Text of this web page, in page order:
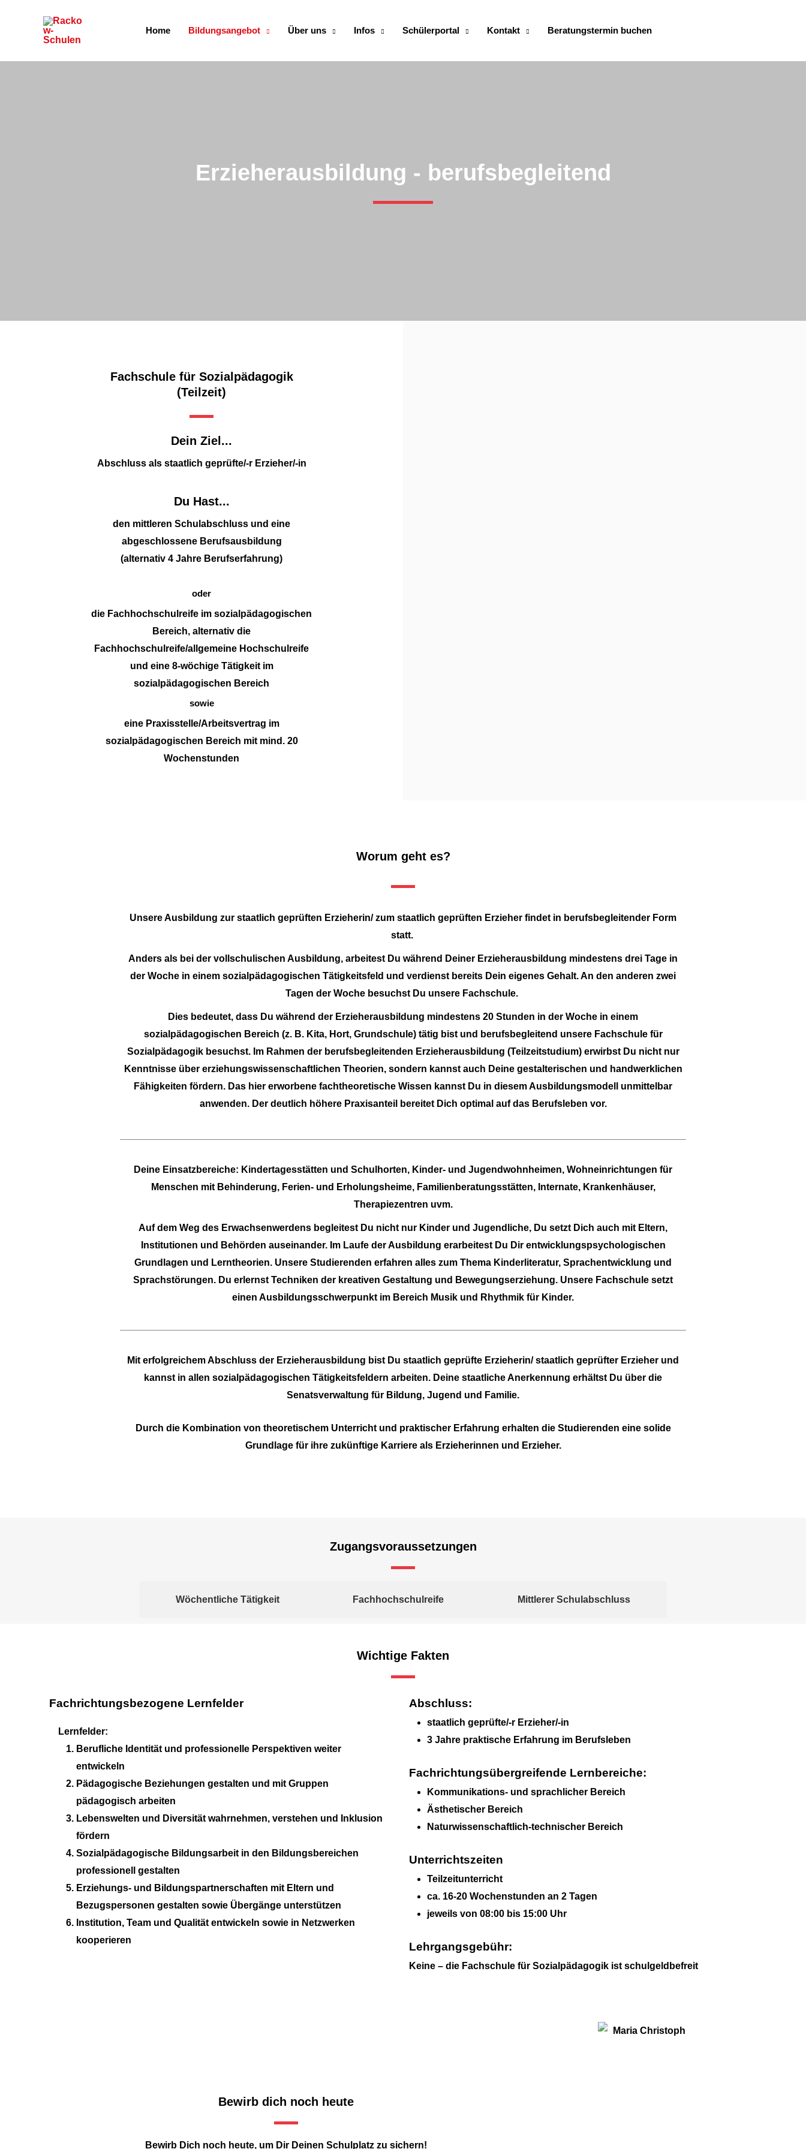
Home Bildungsangebot Über uns Infos Schülerportal Kontakt Beratungstermin buchen
Erzieherausbildung - berufsbegleitend
Fachschule für Sozialpädagogik
(Teilzeit)
Dein Ziel...
Abschluss als staatlich geprüfte/-r Erzieher/-in
Du Hast...
den mittleren Schulabschluss und eine
abgeschlossene Berufsausbildung
(alternativ 4 Jahre Berufserfahrung)
oder
die Fachhochschulreife im sozialpädagogischen
Bereich, alternativ die
Fachhochschulreife/allgemeine Hochschulreife
und eine 8-wöchige Tätigkeit im
sozialpädagogischen Bereich
sowie
eine Praxisstelle/Arbeitsvertrag im
sozialpädagogischen Bereich mit mind. 20
Wochenstunden
Worum geht es?
Unsere Ausbildung zur staatlich geprüften Erzieherin/ zum staatlich geprüften Erzieher findet in berufsbegleitender Form
statt.
Anders als bei der vollschulischen Ausbildung, arbeitest Du während Deiner Erzieherausbildung mindestens drei Tage in
der Woche in einem sozialpädagogischen Tätigkeitsfeld und verdienst bereits Dein eigenes Gehalt. An den anderen zwei
Tagen der Woche besuchst Du unsere Fachschule.
Dies bedeutet, dass Du während der Erzieherausbildung mindestens 20 Stunden in der Woche in einem
sozialpädagogischen Bereich (z. B. Kita, Hort, Grundschule) tätig bist und berufsbegleitend unsere Fachschule für
Sozialpädagogik besuchst. Im Rahmen der berufsbegleitenden Erzieherausbildung (Teilzeitstudium) erwirbst Du nicht nur
Kenntnisse über erziehungswissenschaftlichen Theorien, sondern kannst auch Deine gestalterischen und handwerklichen
Fähigkeiten fördern. Das hier erworbene fachtheoretische Wissen kannst Du in diesem Ausbildungsmodell unmittelbar
anwenden. Der deutlich höhere Praxisanteil bereitet Dich optimal aufdas Berufsleben vor.
Deine Einsatzbereiche: Kindertagesstätten und Schulhorten, Kinder- und Jugendwohnheimen, Wohneinrichtungen für
Menschen mit Behinderung, Ferien- und Erholungsheime, Familienberatungsstätten, Internate, Krankenhäuser,
Therapiezentren uvm.
Auf dem Weg des Erwachsenwerdens begleitest Du nicht nur Kinder und Jugendliche, Du setzt Dich auch mit Eltern,
Institutionen und Behörden auseinander. Im Laufe der Ausbildung erarbeitest Du Dir entwicklungspsychologischen
Grundlagen und Lerntheorien. Unsere Studierenden erfahren alles zum Thema Kinderliteratur, Sprachentwicklung und
Sprachstörungen. Du erlernst Techniken der kreativen Gestaltung und Bewegungserziehung. Unsere Fachschule setzt
einen Ausbildungsschwerpunkt im Bereich Musik und Rhythmik für Kinder.
Mit erfolgreichem Abschluss der Erzieherausbildung bist Du staatlich geprüfte Erzieherin/ staatlich geprüfter Erzieher und
kannst in allen sozialpädagogischen Tätigkeitsfeldern arbeiten. Deine staatliche Anerkennung erhältst Du über die
Senatsverwaltung für Bildung, Jugend und Familie.
Durch die Kombination von theoretischem Unterricht und praktischer Erfahrung erhalten die Studierenden eine solide
Grundlage für ihre zukünftige Karriere als Erzieherinnen und Erzieher.
Zugangsvoraussetzungen
Wöchentliche Tätigkeit Fachhochschulreife Mittlerer Schulabschluss
Wichtige Fakten
Fachrichtungsbezogene Lernfelder
Lernfelder:
Berufliche Identität und professionelle Perspektiven weiter
entwickeln
Pädagogische Beziehungen gestalten und mit Gruppen
pädagogisch arbeiten
Lebenswelten und Diversität wahrnehmen, verstehen und Inklusion
fördern
Sozialpädagogische Bildungsarbeit in den Bildungsbereichen
professionell gestalten
Erziehungs- und Bildungspartnerschaften mit Eltern und
Bezugspersonen gestalten sowie Übergänge unterstützen
Institution, Team und Qualität entwickeln sowie in Netzwerken
kooperieren
Abschluss:
staatlich geprüfte/-r Erzieher/-in
3 Jahre praktische Erfahrung im Berufsleben
Fachrichtungsübergreifende Lernbereiche:
Kommunikations- und sprachlicher Bereich
Ästhetischer Bereich
Naturwissenschaftlich-technischer Bereich
Unterrichtszeiten
Teilzeitunterricht
ca. 16-20 Wochenstunden an 2 Tagen
jeweils von 08:00 bis 15:00 Uhr
Lehrgangsgebühr:
Keine – die Fachschule für Sozialpädagogik ist schulgeldbefreit
Bewirb dich noch heute
Bewirb Dich noch heute, um Dir Deinen Schulplatz zu sichern!